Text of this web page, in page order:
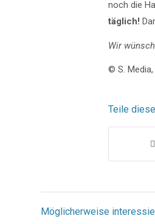
noch die
täglich!
Wir
© S.
Teile
Möglicherweise